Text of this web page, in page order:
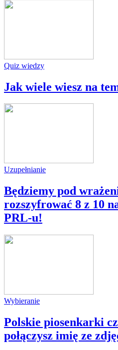
Quiz wiedzy
Jak wiele wiesz na
Uzupełnianie
Będziemy pod
rozszyfrować 8 z 10
PRL-u!
Wybieranie
Polskie piosenkarki
połączysz imię ze